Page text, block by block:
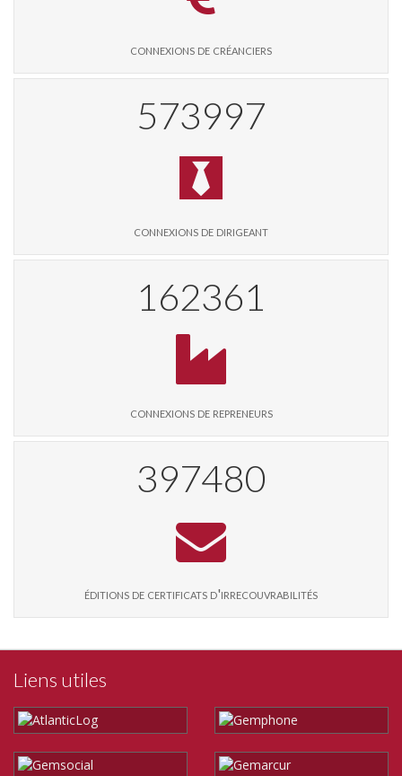
connexions de créanciers
589753
connexions de dirigeant
166782
connexions de repreneurs
408247
éditions de certificats d'irrecouvrabilités
Liens utiles